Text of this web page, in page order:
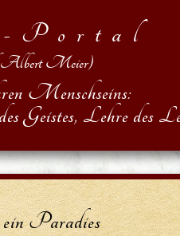
Portal
Albert Meier)
Menschseins:
Geistes, Lehre des
Paradies